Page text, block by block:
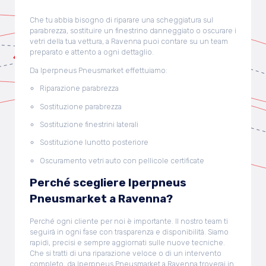
Che tu abbia bisogno di riparare una scheggiatura sul
parabrezza, sostituire un finestrino danneggiato o oscurare i
vetri della tua vettura, a Ravenna puoi contare su un team
preparato e attento a ogni dettaglio.
Da Iperpneus Pneusmarket effettuiamo:
Riparazione parabrezza
Sostituzione parabrezza
Sostituzione finestrini laterali
Sostituzione lunotto posteriore
Oscuramento vetri auto con pellicole certificate
Perché scegliere Iperpneus
Pneusmarket a Ravenna?
Perché ogni cliente per noi è importante. Il nostro team ti
seguirà in ogni fase con trasparenza e disponibilità. Siamo
rapidi, precisi e sempre aggiornati sulle nuove tecniche.
Che si tratti di una riparazione veloce o di un intervento
completo, da Iperpneus Pneusmarket a Ravenna troverai in